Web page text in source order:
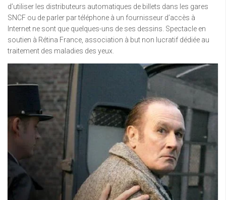
d’utiliser les distributeurs automatiques de billets dans les gares
SNCF ou de parler par téléphone à un fournisseur d’accès à
Internet ne sont que quelques-uns de ses dessins. Spectacle en
soutien à Rétina France, association à but non lucratif dédiée au
traitement des maladies des yeux.